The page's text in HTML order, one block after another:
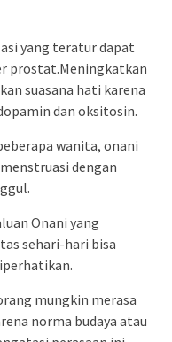
yang teratur dapat
prostat.Meningkatkan
suasana hati karena
dan oksitosin.
wanita, onani
dengan
Onani yang
sehari-hari bisa
mungkin merasa
norma budaya atau